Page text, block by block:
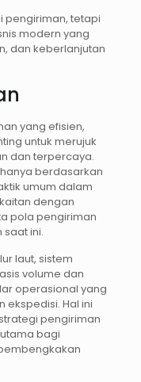
pengiriman, tetapi
modern yang
dan keberlanjutan
yang efisien,
untuk merujuk
dan terpercaya.
berdasarkan
umum dalam
dengan
pola pengiriman
ini.
laut, sistem
volume dan
operasional yang
Hal ini
pengiriman
bagi